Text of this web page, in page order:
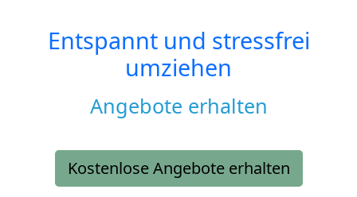
Entspannt und stressfrei
umziehen
Angebote erhalten
Kostenlose Angebote erhalten